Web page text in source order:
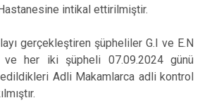
intikal ettirilmiştir.
gerçekleştiren şüpheliler G.I ve E.N
ve her iki şüpheli 07.09.2024 günü
Adli Makamlarca adli kontrol